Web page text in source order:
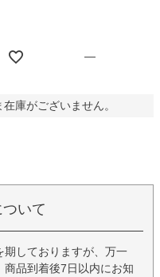
—
庫がございません。
いて
しておりますが、万一
品到着後7日以内にお知